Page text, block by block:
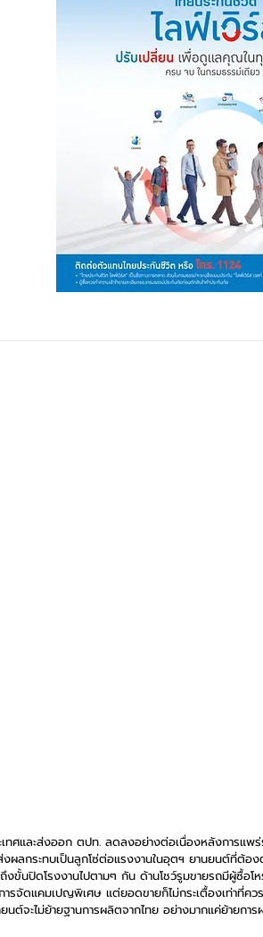
ทศและส่งออก ตปท. ลดลงอย่างต่อเนื่องหลังการแพ
ผลกระทบเป็นลูกโซ่ต่อแรงงานในอุตฯ ยานยนต์ที่ต้
ขั้นปิดโรงงานไปตามๆ กัน ด้านโชว์รูมขายรถมีผู้ซื้อ
รจัดแคมเปญพิเศษ แต่ยอดขายก็ไม่กระเตื้องเท่าที่คว
ต์จะไม่ย้ายฐานการผลิตจากไทย อย่างมากแค่ย้ายกา